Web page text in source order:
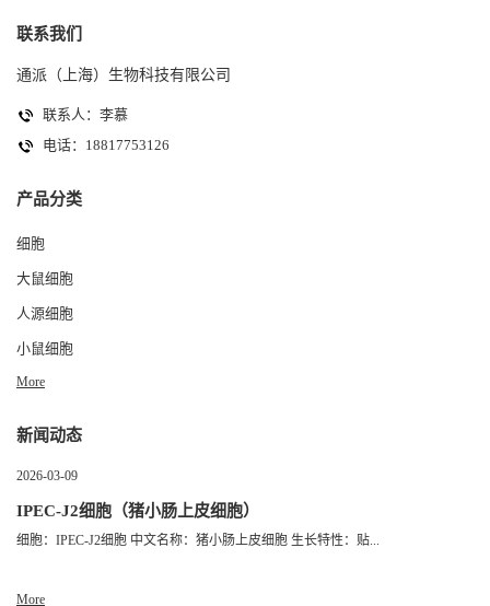
联系我们
通派（上海）生物科技有限公司
联系人：李慕
电话：18817753126
产品分类
细胞
大鼠细胞
人源细胞
小鼠细胞
More
新闻动态
2026-03-09
IPEC-J2细胞（猪小肠上皮细胞）
细胞：IPEC-J2细胞 中文名称：猪小肠上皮细胞 生长特性：贴...
More